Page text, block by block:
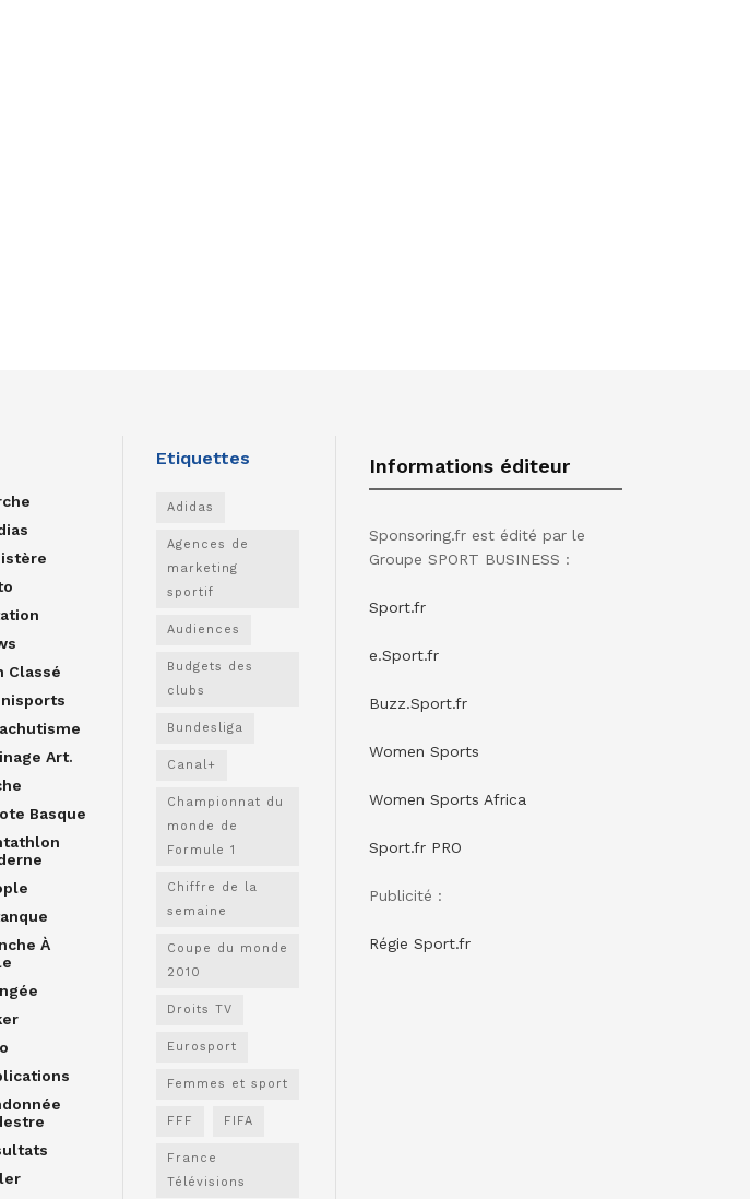
Classé
Art.
Basque
À
Etiquettes
Adidas
Agences de
marketing
sportif
Audiences
Budgets des
clubs
Bundesliga
Canal+
Championnat du
monde de
Formule 1
Chiffre de la
semaine
Coupe du monde
2010
Droits TV
Eurosport
Femmes et sport
FFF FIFA
France
Télévisions
Informations éditeur
Sponsoring.fr est édité par le
Groupe SPORT BUSINESS :
Sport.fr
e.Sport.fr
Buzz.Sport.fr
Women Sports
Women Sports Africa
Sport.fr PRO
Publicité :
Régie Sport.fr